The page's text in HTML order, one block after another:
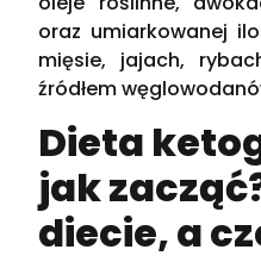
oraz umiarkowanej
mięsie, jajach,
źródłem
Dieta
jak
diecie, a